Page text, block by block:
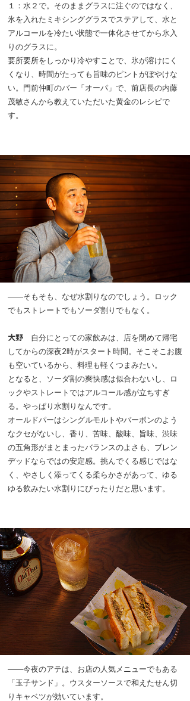
１：水２で。そのままグラスに注ぐのではなく、
氷を入れたミキシンググラスでステアして、水と
アルコールを冷たい状態で一体化させてから氷入
りのグラスに。
要所要所をしっかり冷やすことで、氷が溶けにく
くなり、時間がたっても旨味のピントがぼやけな
い。門前仲町のバー「オーパ」で、前店長の内藤
茂敏さんから教えていただいた黄金のレシピで
す。
――そもそも、なぜ水割りなのでしょう。ロック
でもストレートでもソーダ割りでもなく。
大野 自分にとっての家飲みは、店を閉めて帰宅
してからの深夜2時がスタート時間。そこそこお腹
も空いているから、料理も軽くつまみたい。
となると、ソーダ割の爽快感は似合わないし、ロ
ックやストレートではアルコール感が立ちすぎ
る。やっぱり水割りなんです。
オールドパーはシングルモルトやバーボンのよう
なクセがないし、香り、苦味、酸味、旨味、渋味
の五角形がまとまったバランスのよさも、ブレン
デッドならではの安定感。挑んでくる感じではな
く、やさしく添ってくる柔らかさがあって、ゆる
ゆる飲みたい水割りにぴったりだと思います。
――今夜のアテは、お店の人気メニューでもある
「玉子サンド」。ウスターソースで和えたせん切
りキャベツが効いています。